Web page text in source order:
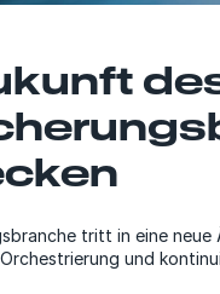
tritt in eine neue
und